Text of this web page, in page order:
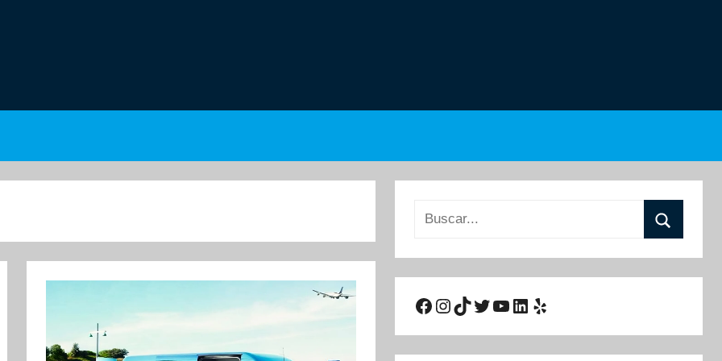
Buscar:
Facebook
Instagram
TikTok
Twitter
YouTube
LinkedIn
Yelp